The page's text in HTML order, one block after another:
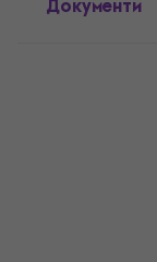
Документи